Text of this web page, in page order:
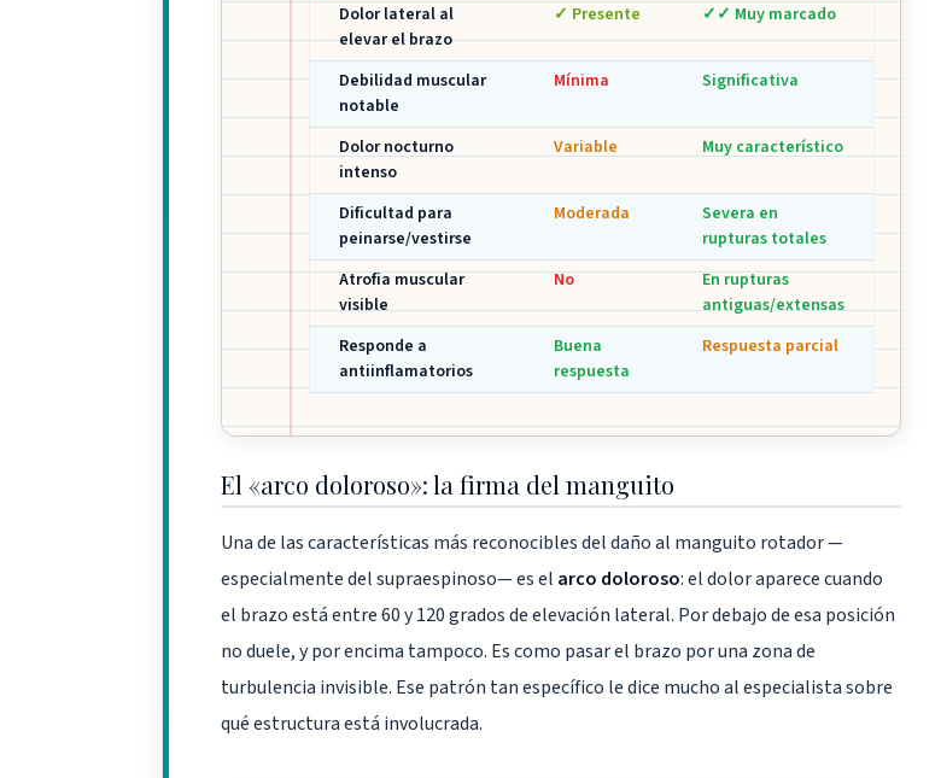
Dolor lateral al
elevar el brazo
✓ Presente ✓✓ Muy marcado
Debilidad muscular
notable
Mínima Significativa
Dolor nocturno
intenso
Variable Muy característico
Dificultad para
peinarse/vestirse
Moderada
Severa en
rupturas totales
Atrofia muscular
visible
No
En rupturas
antiguas/extensas
Responde a
antiinflamatorios
Buena
respuesta
Respuesta parcial
El «arco doloroso»: la firma del manguito
Una de las características más reconocibles del daño al manguito rotador —
especialmente del supraespinoso— es el arco doloroso: el dolor aparece cuando
el brazo está entre 60 y 120 grados de elevación lateral. Por debajo de esa posición
no duele, y por encima tampoco. Es como pasar el brazo por una zona de
turbulencia invisible. Ese patrón tan específico le dice mucho al especialista sobre
qué estructura está involucrada.